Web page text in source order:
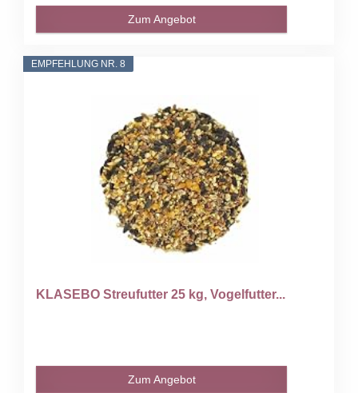
Zum Angebot
EMPFEHLUNG NR. 8
KLASEBO Streufutter 25 kg, Vogelfutter...
Zum Angebot